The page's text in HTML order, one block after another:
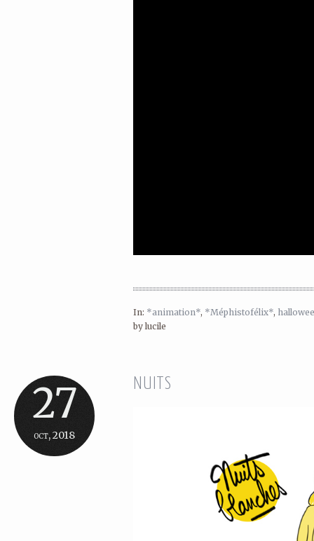
In: *animation*, *Méphistofélix*,
by lucile
27
oct, 2018
NUITS